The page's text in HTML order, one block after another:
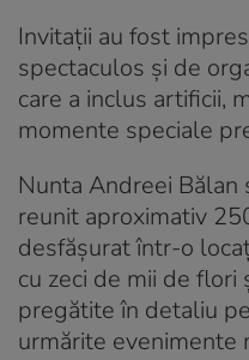
Invitații au fost
spectaculos și de
care a inclus artificii,
momente speciale
Nunta Andreei Bălan
reunit aproximativ
desfășurat într-o
cu zeci de mii de
pregătite în detaliu
urmărite evenimente